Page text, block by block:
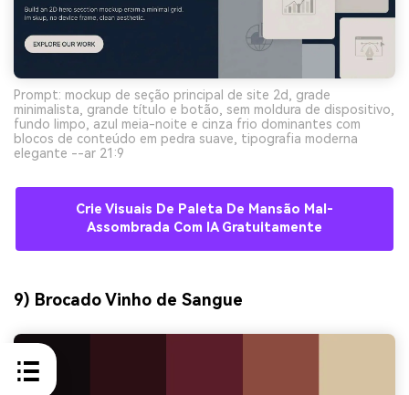
Prompt: mockup de seção principal de site 2d, grade
minimalista, grande título e botão, sem moldura de dispositivo,
fundo limpo, azul meia-noite e cinza frio dominantes com
blocos de conteúdo em pedra suave, tipografia moderna
elegante --ar 21:9
Crie Visuais De Paleta De Mansão Mal-
Assombrada Com IA Gratuitamente
9) Brocado Vinho de Sangue